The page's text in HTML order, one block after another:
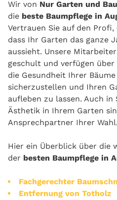
Wir von Nur Garten und
die beste Baumpflege in
Vertrauen Sie auf den
dass Ihr Garten das ganze
aussieht. Unsere
geschult und verfügen
die Gesundheit Ihrer
sicherzustellen und Ihren
aufleben zu lassen. Auch in
Ästhetik in Ihrem Garten
Ansprechpartner Ihrer Wahl.
Hier ein Überblick über die
der besten Baumpflege in
Fachgerechter
Entfernung von Totholz